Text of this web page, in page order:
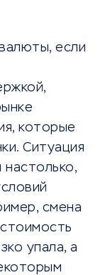
если
которые
Ситуация
смена
упала, а